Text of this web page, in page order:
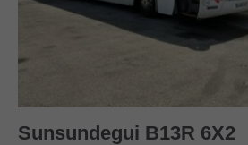
Sunsundegui B13R 6X2